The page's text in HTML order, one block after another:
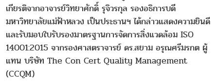
เกียรติจากอาจารย์วิทยาศักดิ์ รุจิวรกุล รองอธิการบดี
มหาวิทยาลัยแม่ฟ้าหลวง เป็นประธานฯ ได้กล่าวแสดงความยินดี
และรับมอบใบรับรองมาตรฐานการจัดการสิ่งแวดล้อม ISO
14001:2015 จากรองศาสตราจารย์ ดร.สยาม อรุณศรีมรกต ผู้
แทน บริษัท The Con Cert Quality Management
(CCQM)